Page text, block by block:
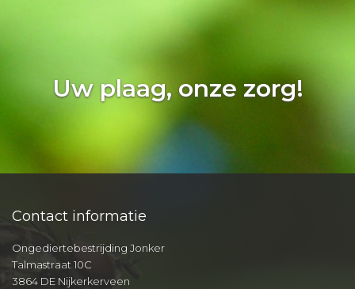
Uw plaag, onze zorg!
Contact informatie
Ongediertebestrijding Jonker
Talmastraat 10C
3864 DE Nijkerkerveen